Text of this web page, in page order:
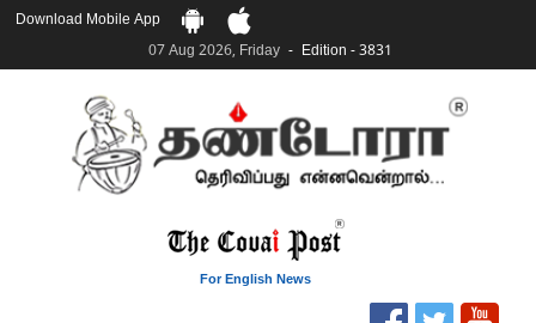
Download Mobile App
07 Aug 2026, Friday
Edition - 3831
For English News